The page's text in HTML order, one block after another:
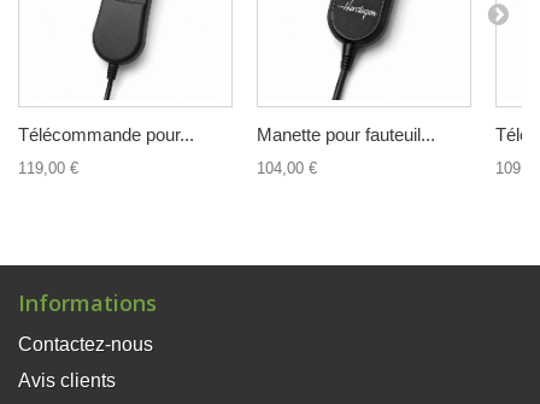
Télécommande pour...
119,00 €
Manette pour fauteuil...
104,00 €
Informations
Contactez-nous
Avis clients